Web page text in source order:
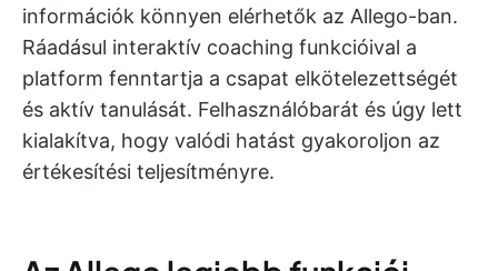
információk könnyen elérhetők az Allego-ban.
Ráadásul interaktív coaching funkcióival a
platform fenntartja a csapat elkötelezettségét
és aktív tanulását. Felhasználóbarát és úgy lett
kialakítva, hogy valódi hatást gyakoroljon az
értékesítési teljesítményre.